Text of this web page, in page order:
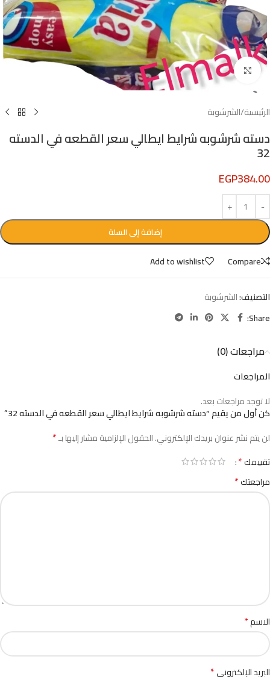
Click to enlarge
الرئيسية/الشرشوبة
دسته شرشوبه شرايط ايطالي سعر القطعه في الدسته
32
EGP384.00
إضافة إلى السلة
Compare
Add to wishlist
التصنيف:الشرشوبة
Share:
مراجعات (0)
المراجعات
لا توجد مراجعات بعد.
كن أول من يقيم “دسته شرشوبه شرايط ايطالي سعر القطعه في الدسته 32”
لن يتم نشر عنوان بريدك الإلكتروني.الحقول الإلزامية مشار إليها بـ*
تقييمك*
مراجعتك*
الاسم*
البريد الإلكتروني*